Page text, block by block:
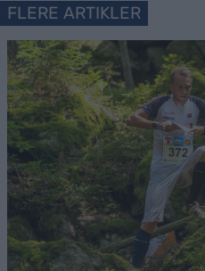
FLERE ARTIKLER